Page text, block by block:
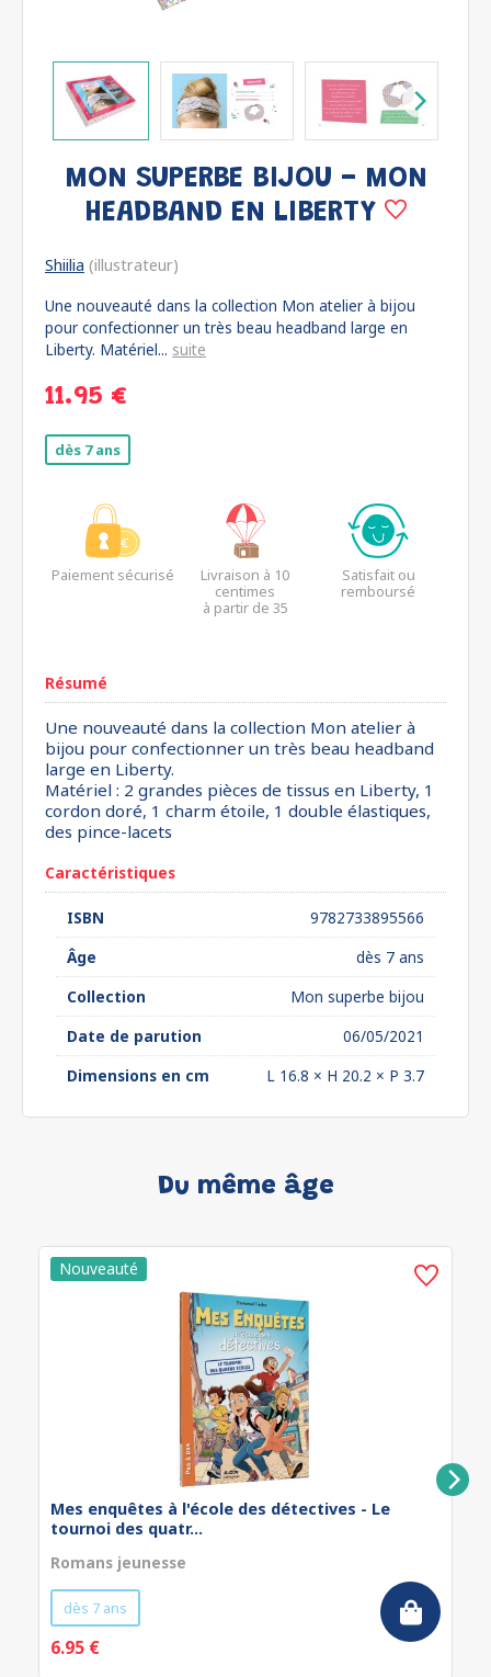
MON SUPERBE BIJOU - MON
HEADBAND EN LIBERTY
Shiilia (illustrateur)
Une nouveauté dans la collection Mon atelier à bijou
pour confectionner un très beau headband large en
Liberty. Matériel... suite
11.95 €
dès 7 ans
Paiement sécurisé
Livraison à 10
centimes
à partir de 35
Satisfait ou
remboursé
Résumé
Une nouveauté dans la collection Mon atelier à
bijou pour confectionner un très beau headband
large en Liberty.
Matériel : 2 grandes pièces de tissus en Liberty, 1
cordon doré, 1 charm étoile, 1 double élastiques,
des pince-lacets
Caractéristiques
ISBN
9782733895566
Âge
dès 7 ans
Collection
Mon superbe bijou
Date de parution
06/05/2021
Dimensions en cm
L 16.8 × H 20.2 × P 3.7
Du même âge
Mes enquêtes à l'école des détectives - Le
tournoi des quatr...
Romans jeunesse
dès 7 ans
6.95 €